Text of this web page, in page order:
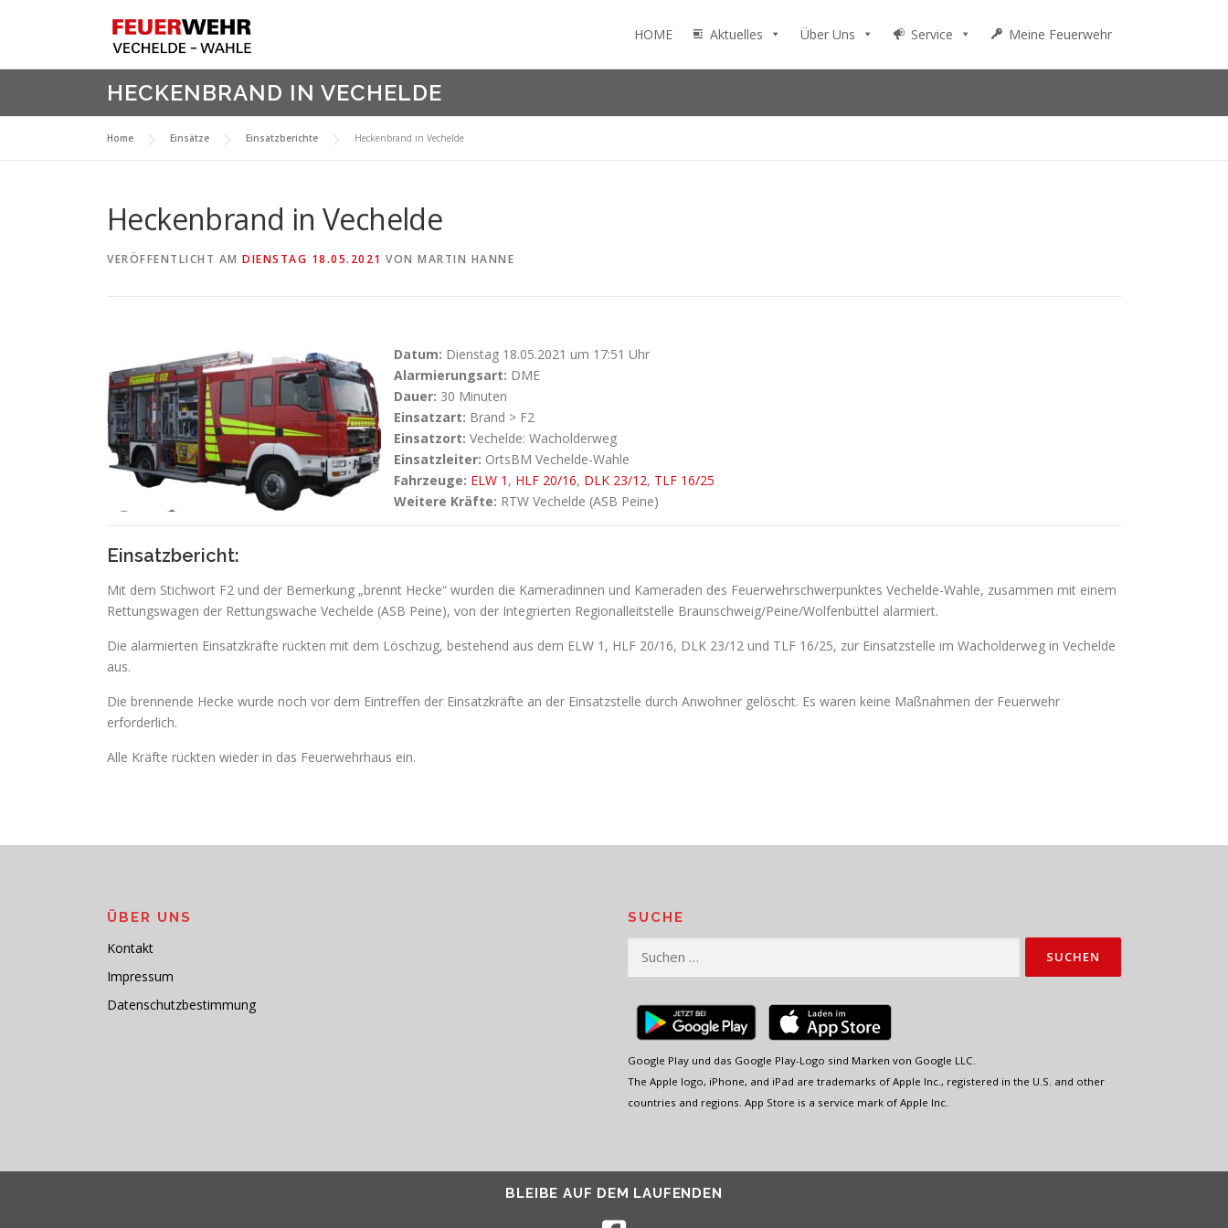
HOME Aktuelles Über Uns Service Meine Feuerwehr
HECKENBRAND IN VECHELDE
Home Einsätze Einsatzberichte Heckenbrand in Vechelde
Heckenbrand in Vechelde
VERÖFFENTLICHT AM DIENSTAG 18.05.2021 VON MARTIN HANNE
Datum: Dienstag 18.05.2021 um 17:51 Uhr
Alarmierungsart: DME
Dauer: 30 Minuten
Einsatzart: Brand > F2
Einsatzort: Vechelde: Wacholderweg
Einsatzleiter: OrtsBM Vechelde-Wahle
Fahrzeuge: ELW 1 , HLF 20/16, DLK 23/12, TLF 16/25
Weitere Kräfte: RTW Vechelde (ASB Peine)
Einsatzbericht:
Mit dem Stichwort F2 und der Bemerkung „brennt Hecke“ wurden die Kameradinnen und Kameraden des Feuerwehrschwerpunktes Vechelde-Wahle, zusammen mit einem
Rettungswagen der Rettungswache Vechelde (ASB Peine), von der Integrierten Regionalleitstelle Braunschweig/Peine/Wolfenbüttel alarmiert.
Die alarmierten Einsatzkräfte rückten mit dem Löschzug, bestehend aus dem ELW 1, HLF 20/16, DLK 23/12 und TLF 16/25, zur Einsatzstelle im Wacholderweg in Vechelde
aus.
Die brennende Hecke wurde noch vor dem Eintreffen der Einsatzkräfte an der Einsatzstelle durch Anwohner gelöscht. Es waren keine Maßnahmen der Feuerwehr
erforderlich.
Alle Kräfte rückten wieder in das Feuerwehrhaus ein.
ÜBER UNS
Kontakt
Impressum
Datenschutzbestimmung
SUCHE
nach:
Google Play und das Google Play-Logo sind Marken von Google LLC.
The Apple logo, iPhone, and iPad are trademarks of Apple Inc., registered in the U.S. and other
countries and regions. App Store is a service mark of Apple Inc.
BLEIBE AUF DEM LAUFENDEN